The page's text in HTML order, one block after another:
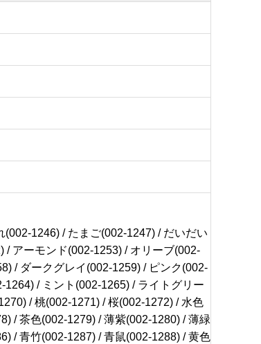
1246) / たまご(002-1247) / だいだい
/ アーモンド(002-1253) / オリーブ(002-
/ ダークグレイ(002-1259) / ピンク(002-
/ ミント(002-1265) / ライトグリー
/ 桃(002-1271) / 桜(002-1272) / 水色
/ 茶色(002-1279) / 薄紫(002-1280) / 薄緑
/ 青竹(002-1287) / 青鼠(002-1288) / 黄色